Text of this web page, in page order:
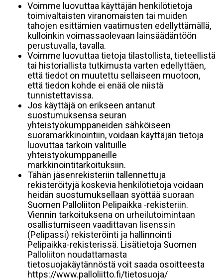
Voimme luovuttaa käyttäjän henkilötietoja
toimivaltaisten viranomaisten tai muiden
tahojen esittämien vaatimusten edellyttämällä,
kulloinkin voimassaolevaan lainsäädäntöön
perustuvalla, tavalla.
Voimme luovuttaa tietoja tilastollista, tieteellistä
tai historiallista tutkimusta varten edellyttäen,
että tiedot on muutettu sellaiseen muotoon,
että tiedon kohde ei enää ole niistä
tunnistettavissa.
Jos käyttäjä on erikseen antanut
suostumuksensa seuran
yhteistyökumppaneiden sähköiseen
suoramarkkinointiin, voidaan käyttäjän tietoja
luovuttaa tarkoin valituille
yhteistyökumppaneille
markkinointitarkoituksiin.
Tähän jäsenrekisteriin tallennettuja
rekisteröityjä koskevia henkilötietoja voidaan
heidän suostumuksellaan syöttää suoraan
Suomen Palloliiton Pelipaikka -rekisteriin.
Viennin tarkoituksena on urheilutoimintaan
osallistumiseen vaadittavan lisenssin
(Pelipassi) rekisteröinti ja hallinnointi
Pelipaikka-rekisterissä. Lisätietoja Suomen
Palloliiton noudattamasta
tietosuojakäytännöstä voit saada osoitteesta
https://www.palloliitto.fi/tietosuoja/